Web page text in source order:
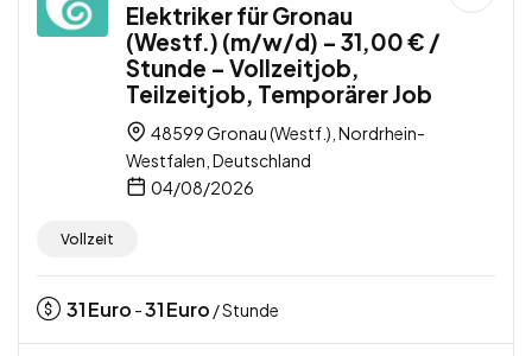
Elektriker für Gronau
(Westf.) (m/w/d) – 31,00 € /
Stunde – Vollzeitjob,
Teilzeitjob, Temporärer Job
48599 Gronau (Westf.), Nordrhein-
Westfalen, Deutschland
04/08/2026
Vollzeit
31Euro -31Euro / Stunde